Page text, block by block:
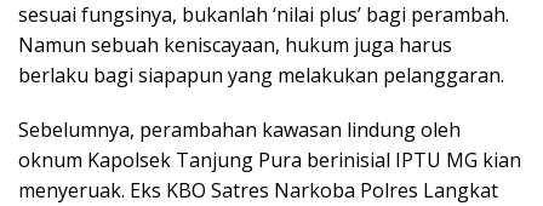
sesuai fungsinya, bukanlah ‘nilai plus’ bagi perambah.
Namun sebuah keniscayaan, hukum juga harus
berlaku bagi siapapun yang melakukan pelanggaran.
Sebelumnya, perambahan kawasan lindung oleh
oknum Kapolsek Tanjung Pura berinisial IPTU MG kian
menyeruak. Eks KBO Satres Narkoba Polres Langkat